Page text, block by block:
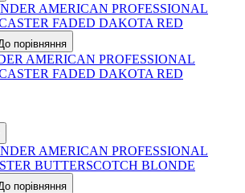
порівняння
AMERICAN PROFESSIONAL
FADED DAKOTA RED
порівняння